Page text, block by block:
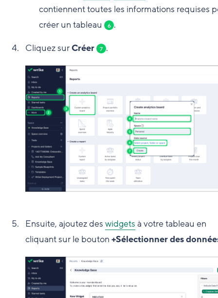
contiennent toutes les informations requises
créer un tableau
6 .
Cliquez surCréer 7 .
Ensuite, ajoutez des widgets à votre tableau en
cliquant sur le bouton +Sélectionner des